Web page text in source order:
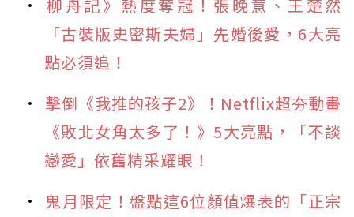
柳舟記》熱度奪冠！張晚意、王楚然
「古裝版史密斯夫婦」先婚後愛，6大亮
點必須追！
擊倒《我推的孩子2》！Netflix超夯動畫
《敗北女角太多了！》5大亮點，「不談
戀愛」依舊精采耀眼！
鬼月限定！盤點這6位顏值爆表的「正宗